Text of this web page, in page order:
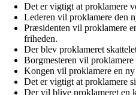
Det er vigtigt at proklamere
Lederen vil proklamere den
Præsidenten vil proklamere
friheden.
Der blev proklameret
Borgmesteren vil
Kongen vil proklamere en
Det er vigtigt at proklamere
Der vil blive proklameret en